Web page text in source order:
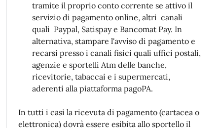
tramite il proprio conto corrente se attivo il
servizio di pagamento online, altri canali
quali Paypal, Satispay e Bancomat Pay. In
alternativa, stampare l'avviso di pagamento e
recarsi presso i canali fisici quali uffici postali,
agenzie e sportelli Atm delle banche,
ricevitorie, tabaccai e i supermercati,
aderenti alla piattaforma pagoPA.
In tutti i casi la ricevuta di pagamento (cartacea o
elettronica) dovrà essere esibita allo sportello il